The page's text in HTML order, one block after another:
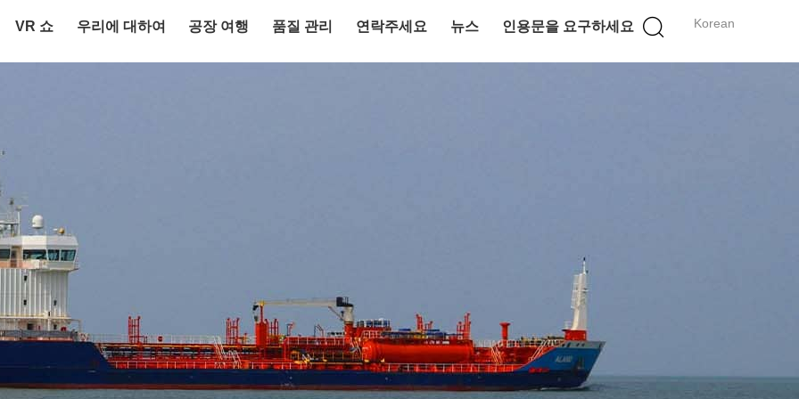
Korean
VR 쇼 우리에 대하여 공장 여행 품질 관리 연락주세요 뉴스 인용문을 요구하세요